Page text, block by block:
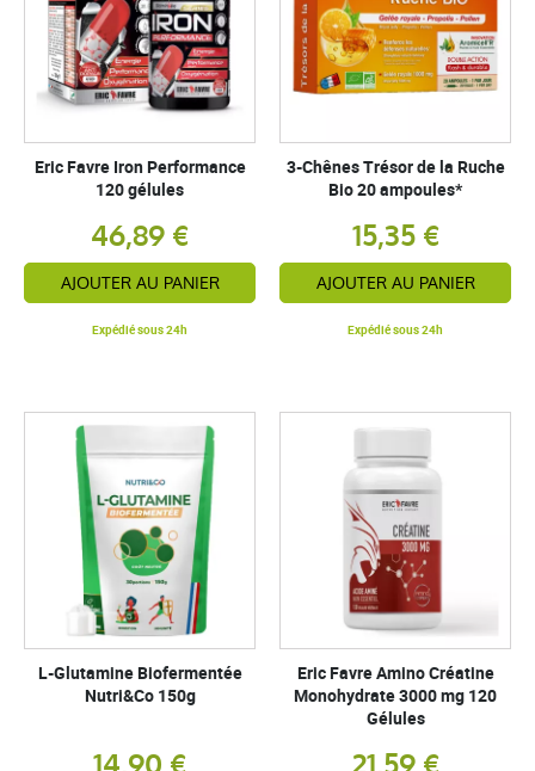
Eric Favre Iron Performance
120 gélules
46,89 €
AJOUTER AU PANIER
Expédié sous 24h
3-Chênes Trésor de la Ruche
Bio 20 ampoules*
15,35 €
AJOUTER AU PANIER
Expédié sous 24h
L-Glutamine Biofermentée
Nutri&Co 150g
Eric Favre Amino Créatine
Monohydrate 3000 mg 120
Gélules